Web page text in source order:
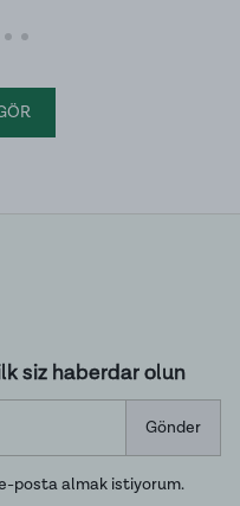
tercih edilen
siz haberdar olun
Gönder
posta almak istiyorum.